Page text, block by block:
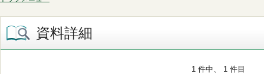
資料詳細
1 件中、 1 件目